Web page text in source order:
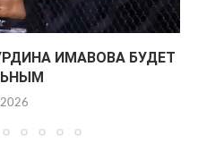
ИМАВОВА БУДЕТ